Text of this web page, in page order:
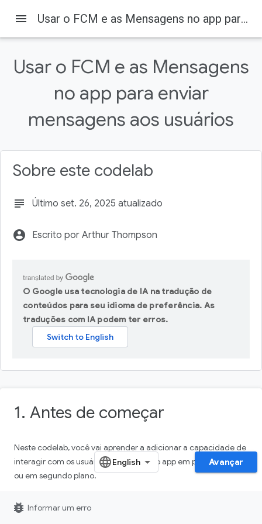
Firebase Firebase Codelabs
1. Antes de começar
O que você aprenderá
2. Primeiros passos
menu Usar o FCM e as Mensagens no app para enviar mensagens aos usuários
Usar o FCM e as Mensagens
no app para enviar
mensagens aos usuários
Sobre este codelab
subject Último set. 26, 2025 atualizado
account_circle Escrito por Arthur Thompson
O Google usa tecnologia de IA na tradução de
conteúdos para seu idioma de preferência. As
traduções com IA podem ter erros.
1. Antes de começar
Neste codelab, você vai aprender a adicionar a capacidade de
interagir com os usuários, seja usando o app em primeiro plano
ou em segundo plano.
Avançar
bug_report Informar um erro